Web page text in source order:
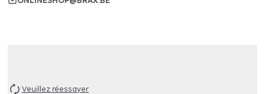
Veuillez réessayer